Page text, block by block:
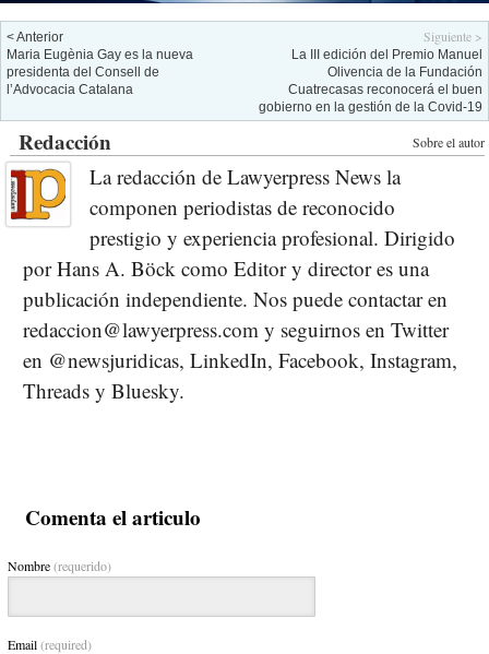
< Anterior
Maria Eugènia Gay es la nueva
presidenta del Consell de
l’Advocacia Catalana
Siguiente >
La III edición del Premio Manuel
Olivencia de la Fundación
Cuatrecasas reconocerá el buen
gobierno en la gestión de la Covid-19
Sobre el autor
Redacción
La redacción de Lawyerpress News la
componen periodistas de reconocido
prestigio y experiencia profesional. Dirigido
por Hans A. Böck como Editor y director es una
publicación independiente. Nos puede contactar en
redaccion@lawyerpress.com y seguirnos en Twitter
en @newsjuridicas, LinkedIn, Facebook, Instagram,
Threads y Bluesky.
Comenta el articulo
Nombre(requerido)
Email(required)